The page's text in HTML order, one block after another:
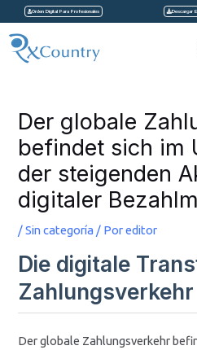
contenido
Orden Digital Para Profesionales Descargar
Der globale
befindet sich im
der steigenden
digitaler Bezahlm
/Sin categoría / Poreditor
Die digitale
Zahlungsverkehr
Der globale Zahlungsverkehr
entradas